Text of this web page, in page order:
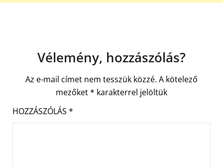
Vélemény, hozzászólás?
Az e-mail címet nem tesszük közzé. A kötelező
mezőket* karakterrel jelöltük
HOZZÁSZÓLÁS *